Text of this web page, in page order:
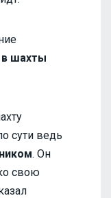
в шахты
сути ведь
. Он
свою